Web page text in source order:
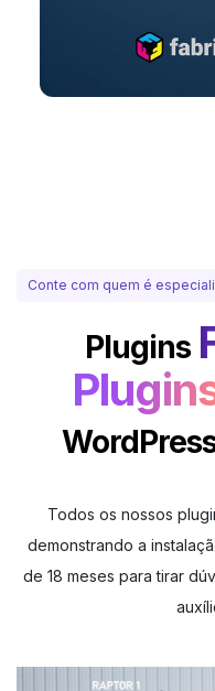
Conte com quem é
Plugins
Todos os nossos
demonstrando a
de 18 meses para tirar